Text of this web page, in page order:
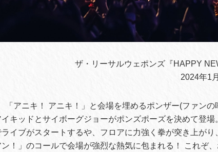
ザ・リーサルウェポンズ『HAPPY
2024年1
「アニキ！ アニキ！」と会場を埋めるポンザー(ファンの
キッドとサイボーグジョーがポンズポーズを決めて登
ライブがスタートするや、フロアに力強く拳が突き上が
！」のコールで会場が強烈な熱気に包まれる！ これぞ